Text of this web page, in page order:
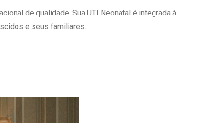
Ambulatório Digital de Nutrição para
de qualidade. Sua UTI Neonatal é integrada à
e seus familiares.